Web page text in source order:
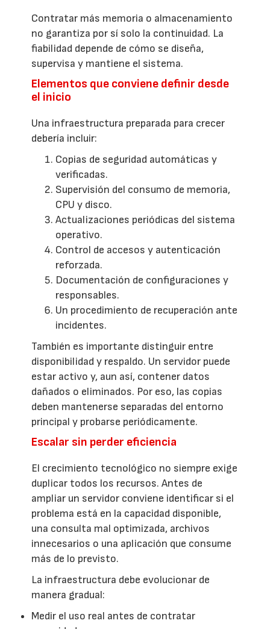
Contratar más memoria o almacenamiento
no garantiza por sí solo la continuidad. La
fiabilidad depende de cómo se diseña,
supervisa y mantiene el sistema.
Elementos que conviene definir desde
el inicio
Una infraestructura preparada para crecer
debería incluir:
Copias de seguridad automáticas y
verificadas.
Supervisión del consumo de memoria,
CPU y disco.
Actualizaciones periódicas del sistema
operativo.
Control de accesos y autenticación
reforzada.
Documentación de configuraciones y
responsables.
Un procedimiento de recuperación ante
incidentes.
También es importante distinguir entre
disponibilidad y respaldo. Un servidor puede
estar activo y, aun así, contener datos
dañados o eliminados. Por eso, las copias
deben mantenerse separadas del entorno
principal y probarse periódicamente.
Escalar sin perder eficiencia
El crecimiento tecnológico no siempre exige
duplicar todos los recursos. Antes de
ampliar un servidor conviene identificar si el
problema está en la capacidad disponible,
una consulta mal optimizada, archivos
innecesarios o una aplicación que consume
más de lo previsto.
La infraestructura debe evolucionar de
manera gradual:
Medir el uso real antes de contratar